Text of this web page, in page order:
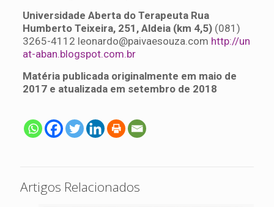
Universidade Aberta do Terapeuta Rua
Humberto Teixeira, 251, Aldeia (km 4,5) (081)
3265-4112 leonardo@paivaesouza.com http://un
at-aban.blogspot.com.br
Matéria publicada originalmente em maio de
2017 e atualizada em setembro de 2018
Artigos Relacionados